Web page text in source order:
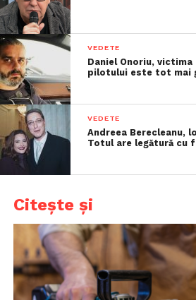
VEDETE
Daniel Onoriu,
pilotului este tot mai
VEDETE
Andreea Berecleanu,
Totul are legătură cu
Citește și